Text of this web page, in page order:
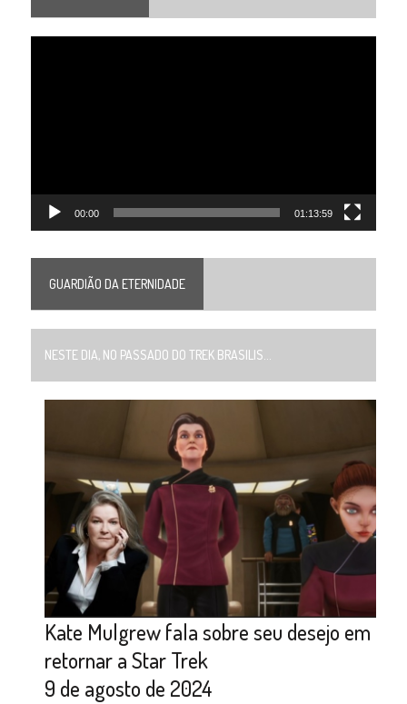
00:00 01:13:59
GUARDIÃO DA ETERNIDADE
NESTE DIA, NO PASSADO DO TREK BRASILIS...
Kate Mulgrew fala sobre seu desejo em
retornar a Star Trek
9 de agosto de 2024